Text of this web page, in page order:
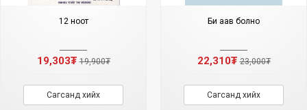
12 ноот
19,303₮19,900₮
Сагсанд хийх
Би аав болно
22,310₮23,000₮
Сагсанд хийх